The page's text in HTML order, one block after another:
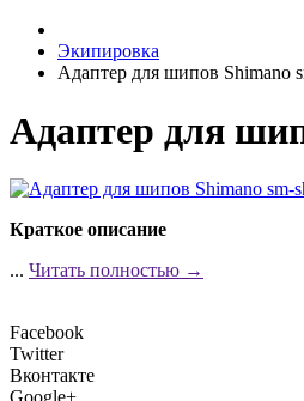
Экипировка
Адаптер для шипов Shimano
Адаптер для
Краткое описание
... Читать полностью →
Facebook
Twitter
Вконтакте